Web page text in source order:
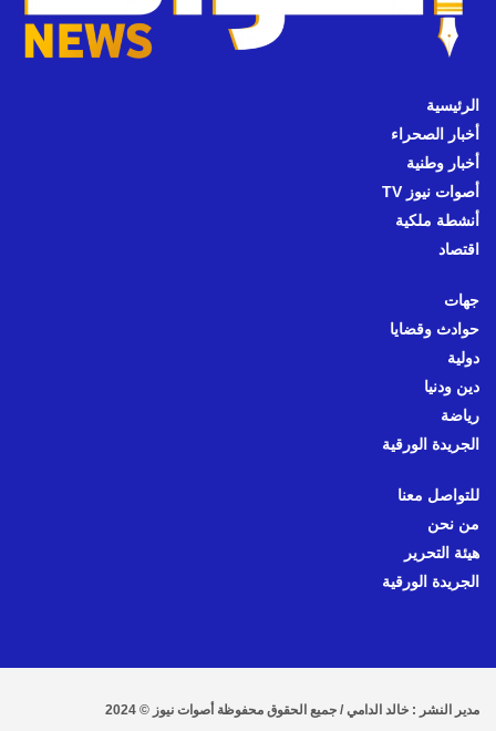
الرئيسية
أخبار الصحراء
أخبار وطنية
أصوات نيوز TV
أنشطة ملكية
اقتصاد
جهات
حوادث وقضايا
دولية
دين ودنيا
رياضة
الجريدة الورقية
للتواصل معنا
من نحن
هيئة التحرير
الجريدة الورقية
مدير النشر : خالد الدامي / جميع الحقوق محفوظة أصوات نيوز © 2024